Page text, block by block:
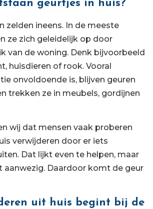
geurtjes in huis?
zelden ineens. In de meeste
ze zich geleidelijk op door
van de woning. Denk bijvoorbeeld
huisdieren of rook. Vooral
onvoldoende is, blijven geuren
trekken ze in meubels, gordijnen
wij dat mensen vaak proberen
verwijderen door er iets
Dat lijkt even te helpen, maar
aanwezig. Daardoor komt de geur
uit huis begint bij de